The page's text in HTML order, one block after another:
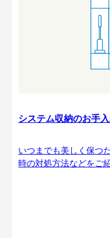
システム収納のお手
いつまでも美しく保つ
時の対処方法などをご